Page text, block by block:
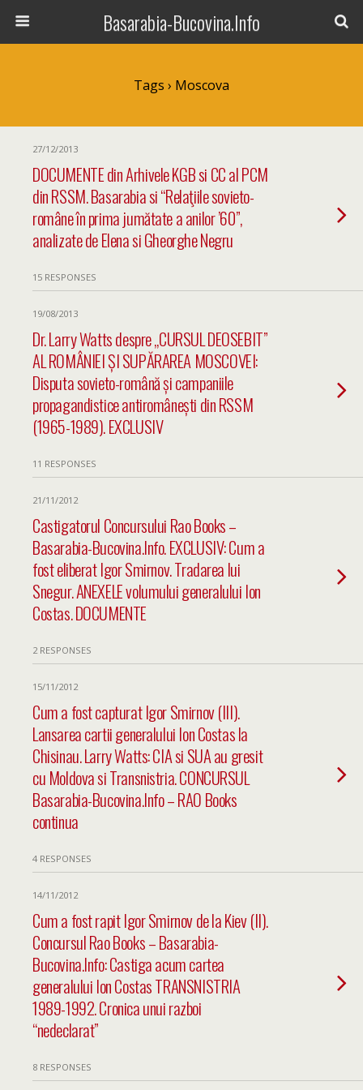
Basarabia-Bucovina.Info
Tags › Moscova
27/12/2013
DOCUMENTE din Arhivele KGB si CC al PCM
din RSSM. Basarabia si “Relaţiile sovieto-
române în prima jumătate a anilor ’60”,
analizate de Elena si Gheorghe Negru
15 RESPONSES
19/08/2013
Dr. Larry Watts despre „CURSUL DEOSEBIT”
AL ROMÂNIEI ȘI SUPĂRAREA MOSCOVEI:
Disputa sovieto-română și campaniile
propagandistice antiromânești din RSSM
(1965-1989). EXCLUSIV
11 RESPONSES
21/11/2012
Castigatorul Concursului Rao Books –
Basarabia-Bucovina.Info. EXCLUSIV: Cum a
fost eliberat Igor Smirnov. Tradarea lui
Snegur. ANEXELE volumului generalului Ion
Costas. DOCUMENTE
2 RESPONSES
15/11/2012
Cum a fost capturat Igor Smirnov (III).
Lansarea cartii generalului Ion Costas la
Chisinau. Larry Watts: CIA si SUA au gresit
cu Moldova si Transnistria. CONCURSUL
Basarabia-Bucovina.Info – RAO Books
continua
4 RESPONSES
14/11/2012
Cum a fost rapit Igor Smirnov de la Kiev (II).
Concursul Rao Books – Basarabia-
Bucovina.Info: Castiga acum cartea
generalului Ion Costas TRANSNISTRIA
1989-1992. Cronica unui razboi
“nedeclarat”
8 RESPONSES